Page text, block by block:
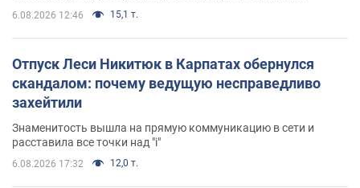
6.08.2026 12:46 15,1 т.
Отпуск Леси Никитюк в Карпатах обернулся
скандалом: почему ведущую несправедливо
захейтили
Знаменитость вышла на прямую коммуникацию в сети и
расставила все точки над "i"
6.08.2026 17:32 12,0 т.